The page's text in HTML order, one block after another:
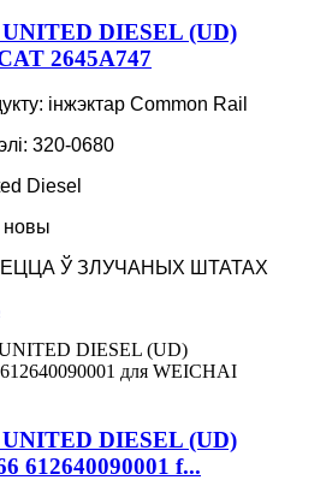
UNITED DIESEL (UD)
2645A747
інжэктар Common Rail
320-0680
Diesel
новы
Ў ЗЛУЧАНЫХ ШТАТАХ
UNITED DIESEL (UD)
612640090001 f...